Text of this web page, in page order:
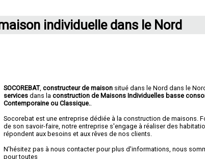
individuelle dans le Nord
SOCOREBAT,constructeur de maison situé dans le Nord dans le
services dans laconstruction de Maisons Individuelles basse
Contemporaine ou Classique.
Socorebat est une entreprise dédiée à la construction de maisons.
de son savoir-faire, notre entreprise s'engage à réaliser des
répondent aux besoins et aux rêves de nos clients.
N'hésitez pas à nous contacter pour plus d'informations, nous
pour toutes